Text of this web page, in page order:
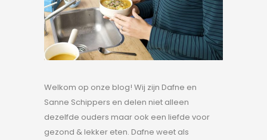
Welkom op onze blog! Wij zijn Dafne en
Sanne Schippers en delen niet alleen
dezelfde ouders maar ook een liefde voor
gezond & lekker eten. Dafne weet als